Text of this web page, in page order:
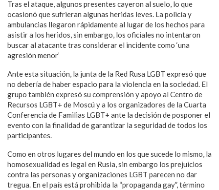
Tras el ataque, algunos presentes cayeron al suelo, lo que
ocasionó que sufrieran algunas heridas leves. La policía y
ambulancias llegaron rápidamente al lugar de los hechos para
asistir a los heridos, sin embargo, los oficiales no intentaron
buscar al atacante tras considerar el incidente como ‘una
agresión menor’
Ante esta situación, la junta de la Red Rusa LGBT expresó que
no debería de haber espacio para la violencia en la sociedad. El
grupo también expresó su comprensión y apoyo al Centro de
Recursos LGBT+ de Moscú y a los organizadores de la Cuarta
Conferencia de Familias LGBT+ ante la decisión de posponer el
evento con la finalidad de garantizar la seguridad de todos los
participantes.
Como en otros lugares del mundo en los que sucede lo mismo, la
homosexualidad es legal en Rusia, sin embargo los prejuicios
contra las personas y organizaciones LGBT parecen no dar
tregua. En el país está prohibida la “propaganda gay”, término